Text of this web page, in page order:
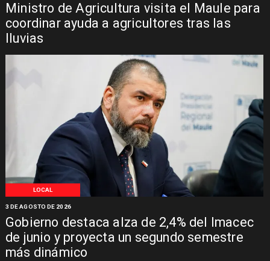
Ministro de Agricultura visita el Maule para
coordinar ayuda a agricultores tras las
lluvias
LOCAL
Gobierno destaca alza de 2,4% del Imacec
de junio y proyecta un segundo semestre
más dinámico
3 DE AGOSTO DE 2026